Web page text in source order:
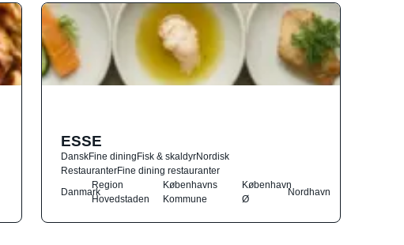
ESSE
DanskFine diningFisk & skaldyrNordisk
RestauranterFine dining restauranter
Danmark
Region
Hovedstaden
Københavns
Kommune
København
Ø
Nordhavn